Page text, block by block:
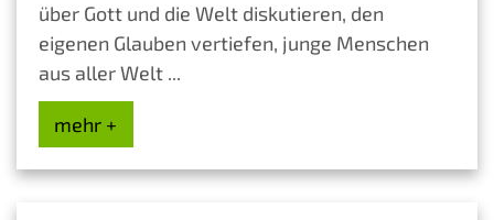
über Gott und die Welt diskutieren, den
eigenen Glauben vertiefen, junge Menschen
aus aller Welt ...
mehr +